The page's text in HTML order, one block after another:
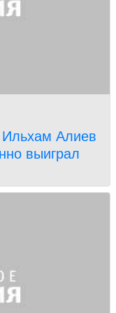
Ильхам Алиев
выиграл